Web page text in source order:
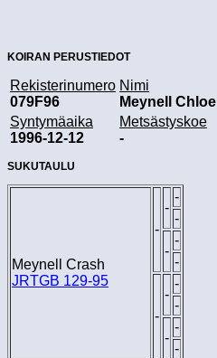
KOIRAN PERUSTIEDOT
Rekisterinumero
079F96
Nimi
Meynell Chloe
Syntymäaika
1996-12-12
Metsästyskoe
-
SUKUTAULU
Meynell Crash
JRTGB 129-95
-
-
-
-
-
-
-
-
-
-
-
-
-
-